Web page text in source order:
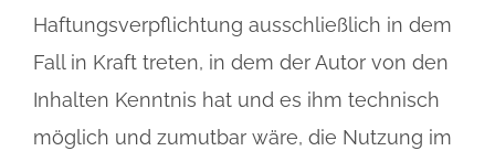
Haftungsverpflichtung ausschließlich in dem
Fall in Kraft treten, in dem der Autor von den
Inhalten Kenntnis hat und es ihm technisch
möglich und zumutbar wäre, die Nutzung im